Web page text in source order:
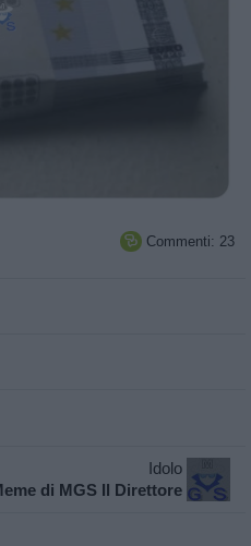
 Commenti: 23
Idolo
di MGS Il Direttore